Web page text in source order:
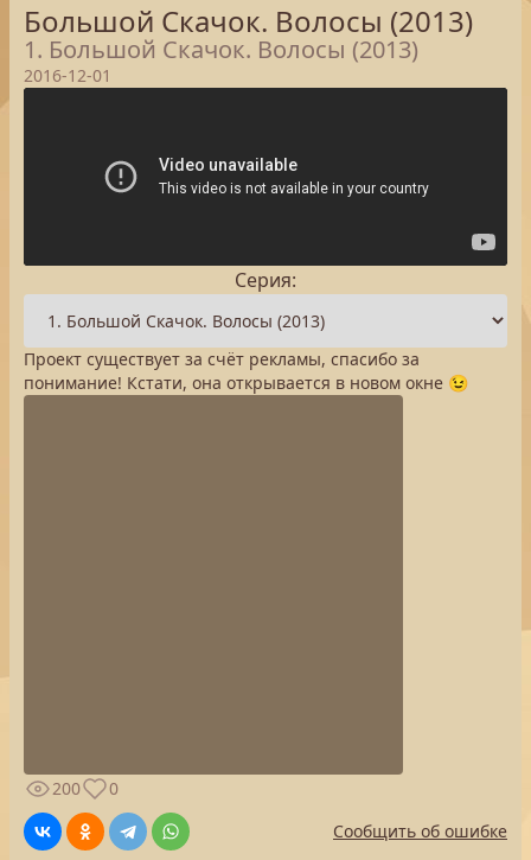
Большой Скачок. Волосы (2013)
1. Большой Скачок. Волосы (2013)
2016-12-01
Серия:
Проект существует за счёт рекламы, спасибо за
понимание! Кстати, она открывается в новом окне 😉
200
0
Сообщить об ошибке